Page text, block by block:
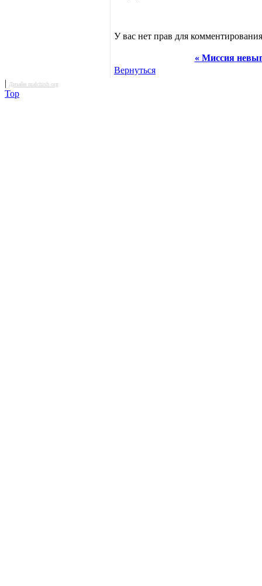
У вас нет прав для
« Миссия
Вернуться
| Дизайн malchish.org
Top